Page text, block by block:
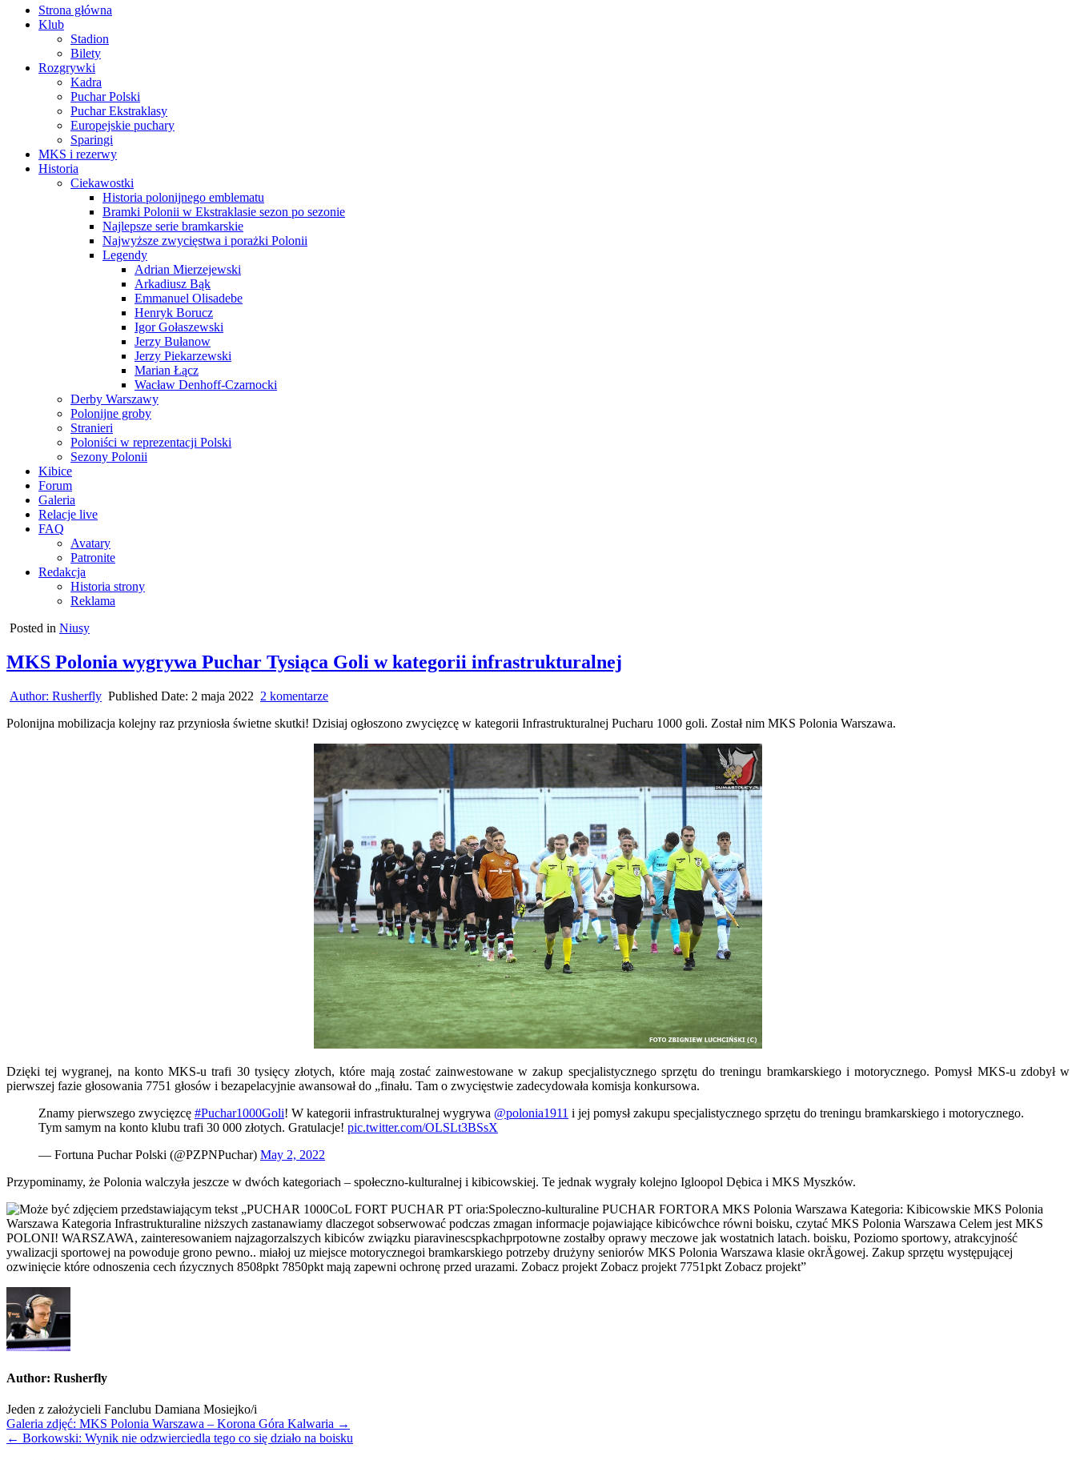
Strona główna
Klub
Stadion
Bilety
Rozgrywki
Kadra
Puchar Polski
Puchar Ekstraklasy
Europejskie puchary
Sparingi
MKS i rezerwy
Historia
Ciekawostki
Historia polonijnego emblematu
Bramki Polonii w Ekstraklasie sezon po sezonie
Najlepsze serie bramkarskie
Najwyższe zwycięstwa i porażki Polonii
Legendy
Adrian Mierzejewski
Arkadiusz Bąk
Emmanuel Olisadebe
Henryk Borucz
Igor Gołaszewski
Jerzy Bułanow
Jerzy Piekarzewski
Marian Łącz
Wacław Denhoff-Czarnocki
Derby Warszawy
Polonijne groby
Stranieri
Poloniści w reprezentacji Polski
Sezony Polonii
Kibice
Forum
Galeria
Relacje live
FAQ
Avatary
Patronite
Redakcja
Historia strony
Reklama
Posted in Niusy
MKS Polonia wygrywa Puchar Tysiąca Goli w kategorii infrastrukturalnej
Author: Rusherfly Published Date: 2 maja 2022 2 komentarzedo
Polonia
Puchar
Tysiąca
Goli
w
kategorii
infrastrukturalnej
Polonijna mobilizacja kolejny raz przyniosła świetne skutki! Dzisiaj ogłoszono zwycięzcę w kategorii Infrastrukturalnej Pucharu 1000 goli. Został nim MKS Polonia Warszawa.
Dzięki tej wygranej, na konto MKS-u trafi 30 tysięcy złotych, które mają zostać zainwestowane w zakup specjalistycznego sprzętu do treningu bramkarskiego i motorycznego. Pomysł MKS-u zdobył w
pierwszej fazie głosowania 7751 głosów i bezapelacyjnie awansował do „finału. Tam o zwycięstwie zadecydowała komisja konkursowa.
Znamy pierwszego zwycięzcę #Puchar1000Goli! W kategorii infrastrukturalnej wygrywa @polonia1911 i jej pomysł zakupu specjalistycznego sprzętu do treningu bramkarskiego i motorycznego.
Tym samym na konto klubu trafi 30 000 złotych. Gratulacje! pic.twitter.com/OLSLt3BSsX
— Fortuna Puchar Polski (@PZPNPuchar) May 2, 2022
Przypominamy, że Polonia walczyła jeszcze w dwóch kategoriach – społeczno-kulturalnej i kibicowskiej. Te jednak wygrały kolejno Igloopol Dębica i MKS Myszków.
Author: Rusherfly
Jeden z założycieli Fanclubu Damiana Mosiejko/i
Nawigacja
wpisu
Galeria zdjęć: MKS Polonia Warszawa – Korona Góra Kalwaria →
← Borkowski: Wynik nie odzwierciedla tego co się działo na boisku